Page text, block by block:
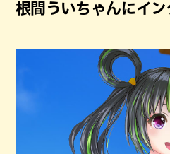
根間ういちゃんにイン